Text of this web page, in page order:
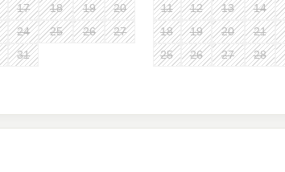
17 18 19
20
24 25 26
27
31
11
12 13 14
18
19 20 21
25
26 27 28